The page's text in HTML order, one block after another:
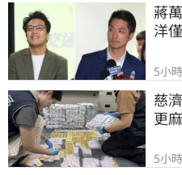
蔣
洋
5小
慈
更
5小